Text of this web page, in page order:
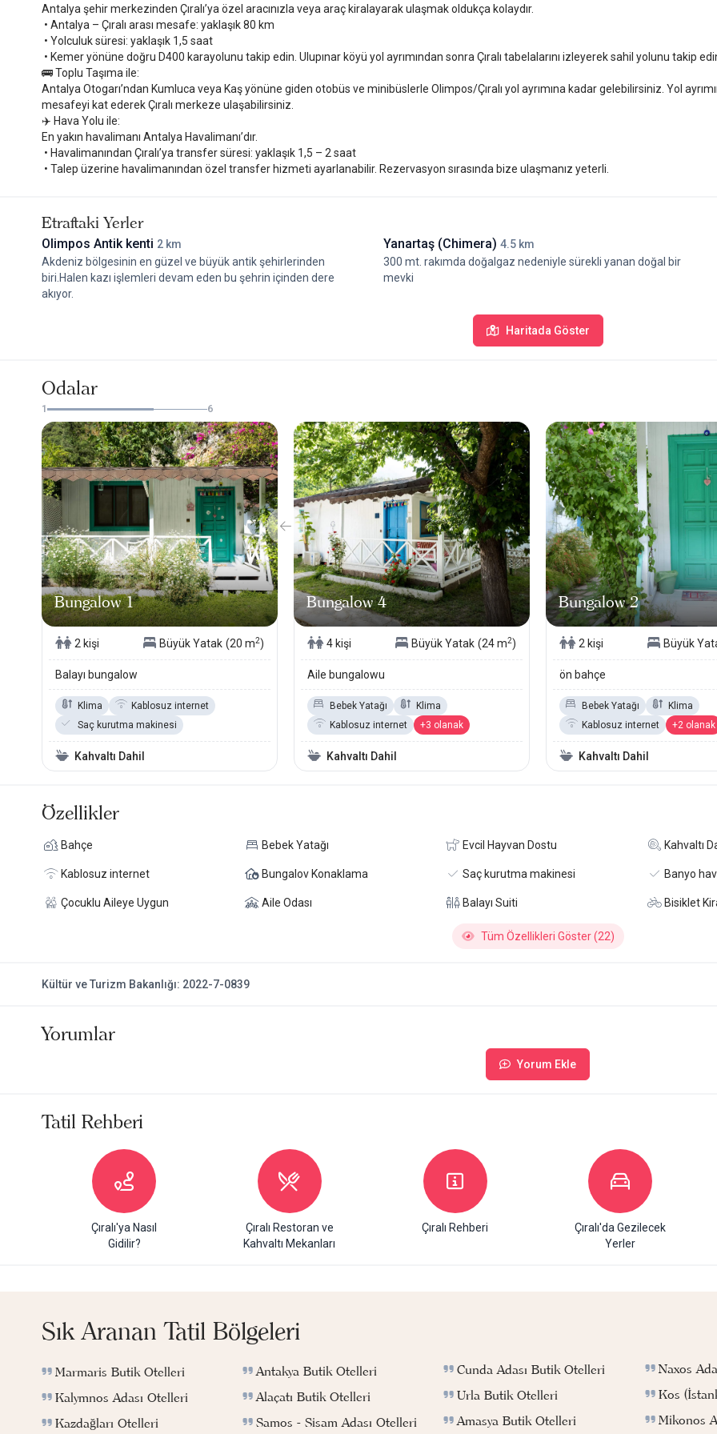
Doğaya, kendine ve sessizliğe.
O yüzden şimdi içimden aynen şunu söyleyerek ayrılıyorum:
“Sadece bavulunu değil, kalbini de al ve Narçiçeği’ne gel.”
Hazırsan valizini topla; çünkü burada bahar kaçmıyor.
Bu otel, Antalya Çıralı Butik OtelleriveAntalya Çıralı Otelleri arasında Küçük Oteller Sitesi özel seçkisinde yer almaktadır.
Antalya şehir merkezinden Çıralı’ya özel aracınızla veya araç kiralayarak ulaşmak oldukça kolaydır.
• Antalya – Çıralı arası mesafe: yaklaşık 80 km
• Yolculuk süresi: yaklaşık 1,5 saat
• Kemer yönüne doğru D400 karayolunu takip edin. Ulupınar köyü yol ayrımından sonra Çıralı tabelalarını izleyerek sahil yolunu takip
🚌 Toplu Taşıma ile:
Antalya Otogarı’ndan Kumluca veya Kaş yönüne giden otobüs ve minibüslerle Olimpos/Çıralı yol ayrımına kadar gelebilirsiniz. Yol
mesafeyi kat ederek Çıralı merkeze ulaşabilirsiniz.
✈️ Hava Yolu ile:
En yakın havalimanı Antalya Havalimanı’dır.
• Havalimanından Çıralı’ya transfer süresi: yaklaşık 1,5 – 2 saat
• Talep üzerine havalimanından özel transfer hizmeti ayarlanabilir. Rezervasyon sırasında bize ulaşmanız yeterli.
Etraftaki Yerler
Olimpos Antik kenti 2 km
Akdeniz bölgesinin en güzel ve büyük antik şehirlerinden
biri.Halen kazı işlemleri devam eden bu şehrin içinden dere
akıyor.
Yanartaş (Chimera) 4.5 km
300 mt. rakımda doğalgaz nedeniyle sürekli yanan doğal bir
mevki
Haritada Göster
Odalar
1 6
Bungalow 1
2 kişi Büyük Yatak (20 m2)
Balayı bungalow
Klima
Kablosuz internet
Saç kurutma makinesi
Kahvaltı Dahil
Bungalow 4
4 kişi Büyük Yatak (24 m2)
Aile bungalowu
Bebek Yatağı
Klima
Kablosuz internet
+3 olanak
Kahvaltı Dahil
Bungalow 2
2 kişi Büyük
ön bahçe
Bebek Yatağı
Klima
Kablosuz internet
+2 olanak
Kahvaltı Dahil
Özellikler
Bahçe Bebek Yatağı Evcil Hayvan Dostu Kahvaltı
Kablosuz internet Bungalov Konaklama Saç kurutma makinesi Banyo
Çocuklu Aileye Uygun Aile Odası Balayı Suiti Bisiklet
Tüm Özellikleri Göster (22)
Kültür ve Turizm Bakanlığı: 2022-7-0839
Yorumlar
Yorum Ekle
Tatil Rehberi
Çıralı'ya Nasıl
Gidilir?
Çıralı Restoran ve
Kahvaltı Mekanları
Çıralı Rehberi
Çıralı'da Gezilecek
Yerler
Sık Aranan Tatil Bölgeleri
Marmaris Butik Otelleri
Kalymnos Adası Otelleri
Kazdağları Otelleri
Antakya Butik Otelleri
Alaçatı Butik Otelleri
Samos - Sisam Adası Otelleri
Cunda Adası Butik Otelleri
Urla Butik Otelleri
Amasya Butik Otelleri
Naxos
Kos
Mikonos